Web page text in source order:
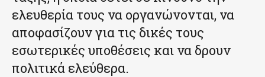
ελευθερία τους να οργανώνονται, να
αποφασίζουν για τις δικές τους
εσωτερικές υποθέσεις και να δρουν
πολιτικά ελεύθερα.